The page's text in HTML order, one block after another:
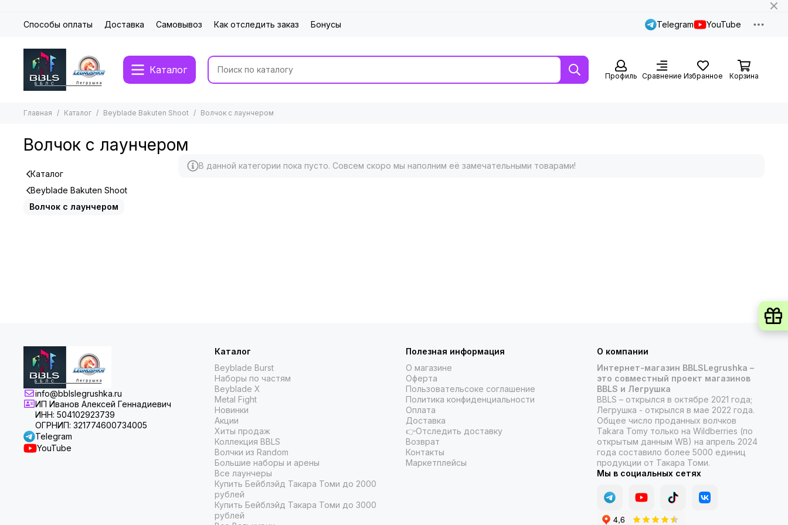
Способы оплаты Доставка Самовывоз Как отследить заказ Бонусы Telegram YouTube
Каталог
Профиль Сравнение Избранное Корзина
Главная Каталог Beyblade Bakuten Shoot Волчок с лаунчером
Волчок с лаунчером
В данной категории пока пусто. Совсем скоро мы наполним её замечательными товарами!
Каталог
Beyblade Bakuten Shoot
Волчок с лаунчером
info@bblslegrushka.ru
ИП Иванов Алексей Геннадиевич
ИНН: 504102923739
ОГРНИП: 321774600734005
Telegram
YouTube
Каталог
Beyblade Burst
Наборы по частям
Beyblade X
Metal Fight
Новинки
Акции
Хиты продаж
Коллекция BBLS
Волчки из Random
Большие наборы и арены
Все лаунчеры
Купить Бейблэйд Такара Томи до 2000
рублей
Купить Бейблэйд Такара Томи до 3000
рублей
Полезная информация
О магазине
Оферта
Пользовательсоке соглашение
Политика конфиденциальности
Оплата
Доставка
👉Отследить доставку
Возврат
Контакты
Маркетплейсы
О компании
Интернет-магазин BBLSLegrushka –
это совместный проект магазинов
BBLS и Легрушка
BBLS – открылся в октябре 2021 года;
Легрушка - открылся в мае 2022 года.
Общее число проданных волчков
Takara Tomy только на Wildberries (по
открытым данным WB) на апрель 2024
года составило более 5000 единиц
продукции от Такара Томи.
Мы в социальных сетях